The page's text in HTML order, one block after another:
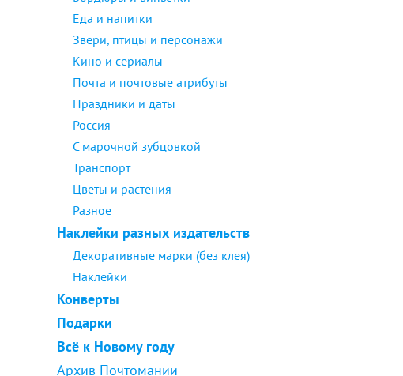
Еда и напитки
Звери, птицы и персонажи
Кино и сериалы
Почта и почтовые атрибуты
Праздники и даты
Россия
С марочной зубцовкой
Транспорт
Цветы и растения
Разное
Наклейки разных издательств
Декоративные марки (без клея)
Наклейки
Конверты
Подарки
Всё к Новому году
Архив Почтомании